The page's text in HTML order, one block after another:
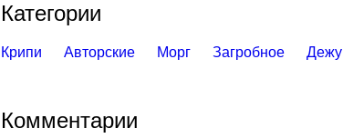
Категории
Крипи Авторские Морг Загробное
Комментарии